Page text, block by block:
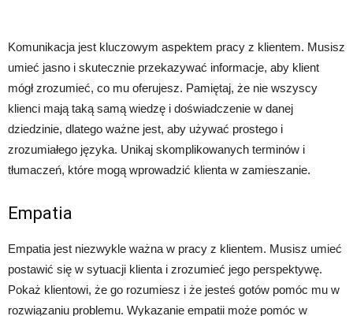
Komunikacja jest kluczowym aspektem pracy z klientem. Musisz
umieć jasno i skutecznie przekazywać informacje, aby klient
mógł zrozumieć, co mu oferujesz. Pamiętaj, że nie wszyscy
klienci mają taką samą wiedzę i doświadczenie w danej
dziedzinie, dlatego ważne jest, aby używać prostego i
zrozumiałego języka. Unikaj skomplikowanych terminów i
tłumaczeń, które mogą wprowadzić klienta w zamieszanie.
Empatia
Empatia jest niezwykle ważna w pracy z klientem. Musisz umieć
postawić się w sytuacji klienta i zrozumieć jego perspektywę.
Pokaż klientowi, że go rozumiesz i że jesteś gotów pomóc mu w
rozwiązaniu problemu. Wykazanie empatii może pomóc w